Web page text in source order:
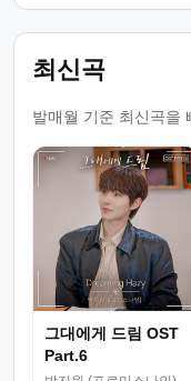
최신곡
발매월 기준 최신곡을
그대에게 드림 OST
Part.6